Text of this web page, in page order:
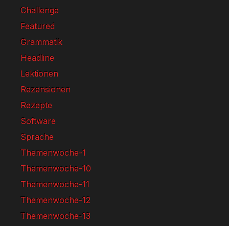
Challenge
Featured
Grammatik
Headline
Lektionen
Rezensionen
Rezepte
Software
Sprache
Themenwoche-1
Themenwoche-10
Themenwoche-11
Themenwoche-12
Themenwoche-13